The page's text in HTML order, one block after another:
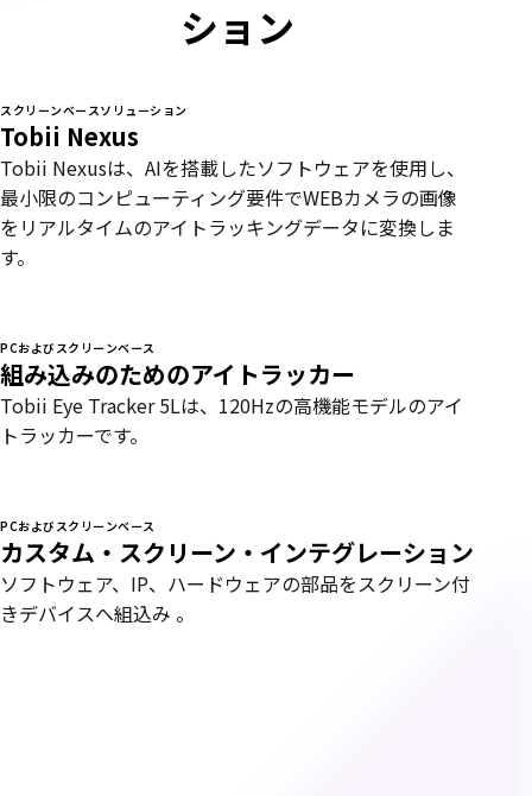
ション
スクリーンベースソリューション
Tobii Nexus
Tobii Nexusは、AIを搭載したソフトウェアを使用し、
最小限のコンピューティング要件でWEBカメラの画像
をリアルタイムのアイトラッキングデータに変換しま
す。
PCおよびスクリーンベース
組み込みのためのアイトラッカー
Tobii Eye Tracker 5Lは、120Hzの高機能モデルのアイ
トラッカーです。
PCおよびスクリーンベース
カスタム・スクリーン・インテグレーション
ソフトウェア、IP、ハードウェアの部品をスクリーン付
きデバイスへ組込み 。